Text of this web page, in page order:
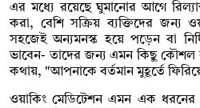
এর মধ্যে রয়েছে ঘুমানোর আগে
করা, বেশি সক্রিয় ব্যক্তিদের জন্য
সহজেই অন্যমনস্ক হয়ে পড়েন বা
ভাবেন- তাদের জন্য এমন কিছু কৌশল
কথায়, "আপনাকে বর্তমান মুহূর্তে
ওয়াকিং মেডিটেশন এমন এক ধরনের